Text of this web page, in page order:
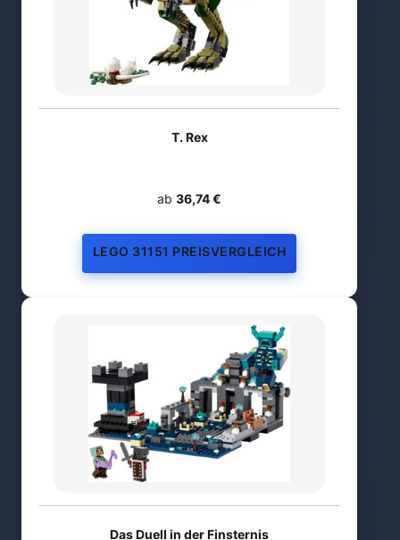
T. Rex
ab 36,74 €
LEGO 31151 PREISVERGLEICH
Das Duell in der Finsternis